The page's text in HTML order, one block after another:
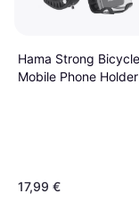
Hama Strong Bicycle
Mobile Phone Holder
17,99 €